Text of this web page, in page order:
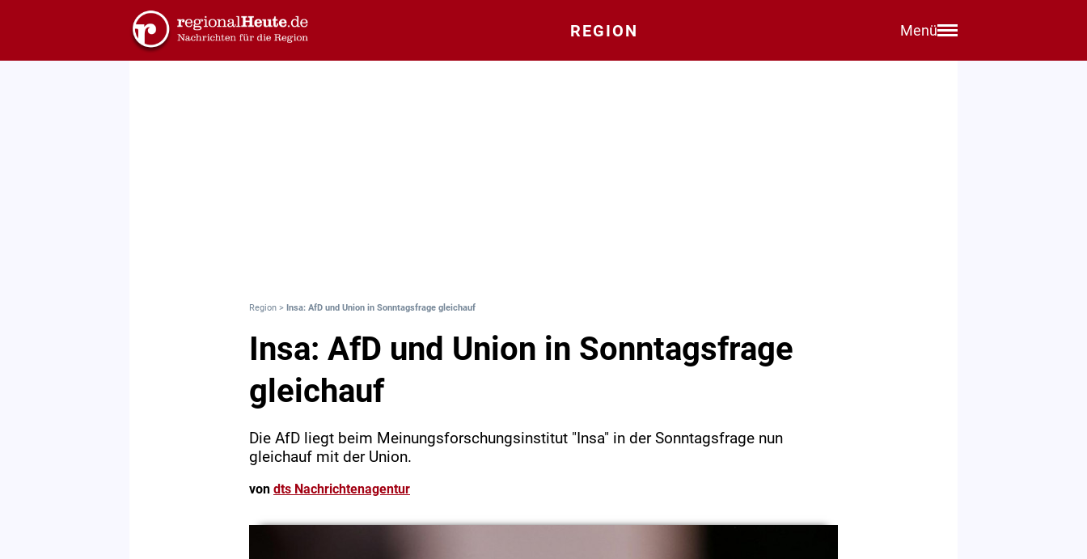
REGION Menü
Region > Insa: AfD und Union in Sonntagsfrage gleichauf
Insa: AfD und Union in Sonntagsfrage
gleichauf
Die AfD liegt beim Meinungsforschungsinstitut "Insa" in der Sonntagsfrage nun
gleichauf mit der Union.
von dts Nachrichtenagentur